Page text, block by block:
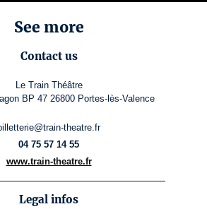
See more
Contact us
Le Train Théâtre
BP 47 26800 Portes-lès-Valence
theatre.fr
04 75 57 14 55
www.train-theatre.fr
Legal infos